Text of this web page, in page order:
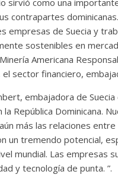
sirvió como una
contrapartes
empresas de Suecia y
sostenibles en
Americana
sector financiero,
embajadora de
la República Dominicana.
más las relaciones entre
un tremendo potencial,
mundial. Las empresas
y tecnología de punta. ”.